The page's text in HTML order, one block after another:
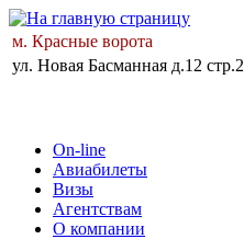
м. Красные ворота
ул. Новая Басманная д.12 стр.2
On-line
Авиабилеты
Визы
Агентствам
О компании